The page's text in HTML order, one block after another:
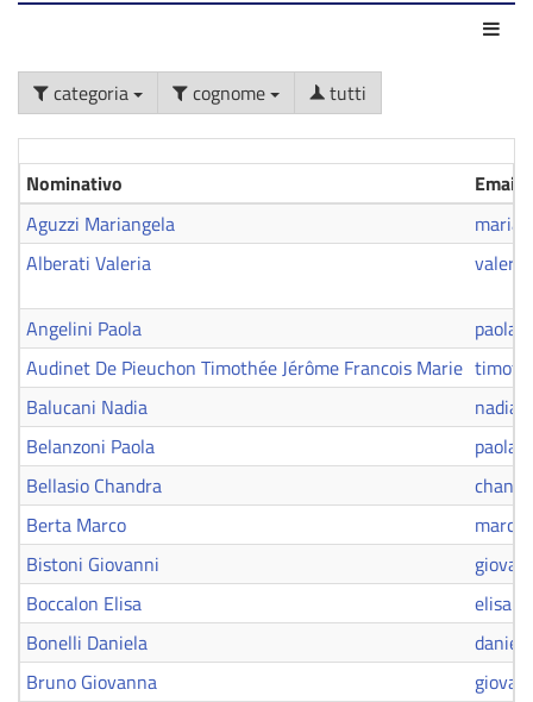
categoria cognome tutti
Nominativo
Email
Aguzzi Mariangela
Alberati Valeria
Angelini Paola
Audinet De Pieuchon Timothée Jérôme Francois Marie
Balucani Nadia
Belanzoni Paola
Bellasio Chandra
Berta Marco
Bistoni Giovanni
Boccalon Elisa
Bonelli Daniela
Bruno Giovanna